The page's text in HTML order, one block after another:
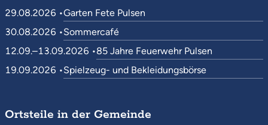
29.08.2026 •Garten Fete Pulsen
30.08.2026 •Sommercafé
12.09.–13.09.2026 •85 Jahre Feuerwehr Pulsen
19.09.2026 •Spielzeug- und Bekleidungsbörse
Ortsteile in der Gemeinde